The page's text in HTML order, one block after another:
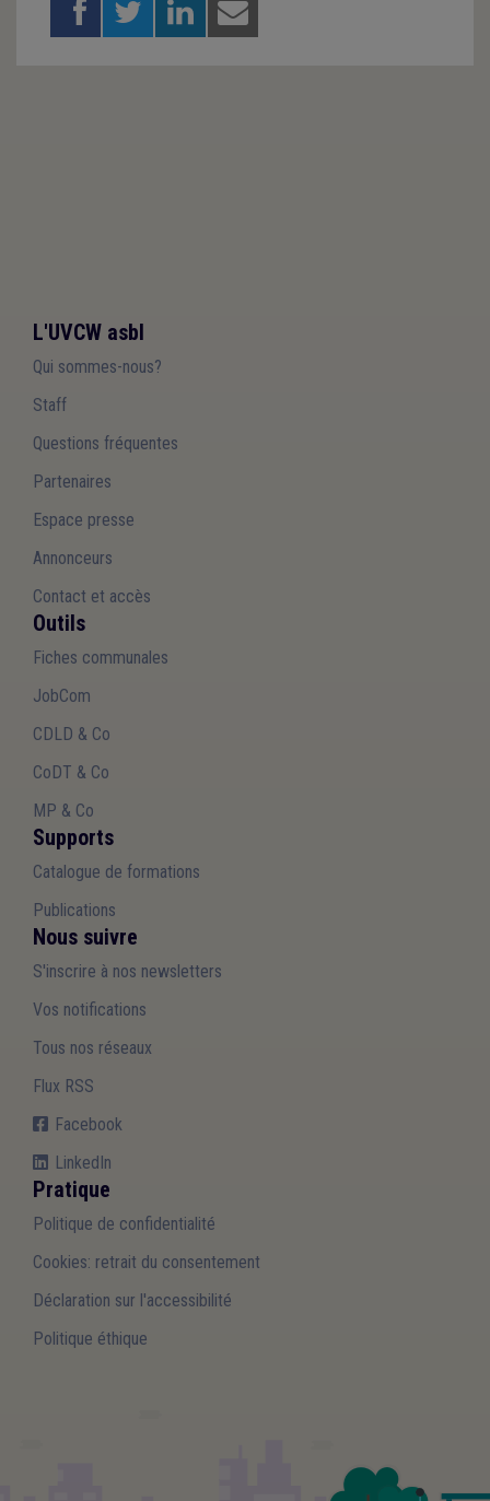
L'UVCW asbl
Qui sommes-nous?
Staff
Questions fréquentes
Partenaires
Espace presse
Annonceurs
Contact et accès
Outils
Fiches communales
JobCom
CDLD & Co
CoDT & Co
MP & Co
Supports
Catalogue de formations
Publications
Nous suivre
S'inscrire à nos newsletters
Vos notifications
Tous nos réseaux
Flux RSS
Facebook
LinkedIn
Pratique
Politique de confidentialité
Cookies: retrait du consentement
Déclaration sur l'accessibilité
Politique éthique